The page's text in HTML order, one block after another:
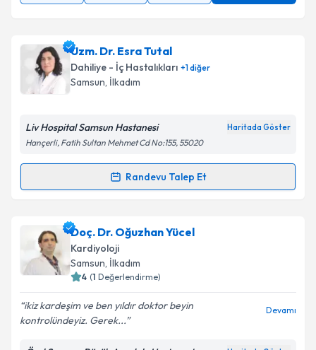
Uzm. Dr. Esra Tutal
Dahiliye - İç Hastalıkları +1diğer
Samsun, İlkadım
Liv Hospital Samsun Hastanesi Haritada Göster
Hançerli, Fatih Sultan Mehmet Cd No:155, 55020
Randevu Talep Et
Randevu Takvimi Talebi
Uzm. Dr. Esra Tutaliçin randevu takvimi talebi
oluşturun. Size bu uzmandan randevu almanız için bir
takvim hazırlandığında e-posta ile bilgilendireceğiz.
Doç. Dr. Oğuzhan Yücel
Kardiyoloji
Samsun, İlkadım
4 (1 Değerlendirme)
ikiz kardeşim ve ben yıldır doktor beyin
kontrolündeyiz. Gerek...
Devamı